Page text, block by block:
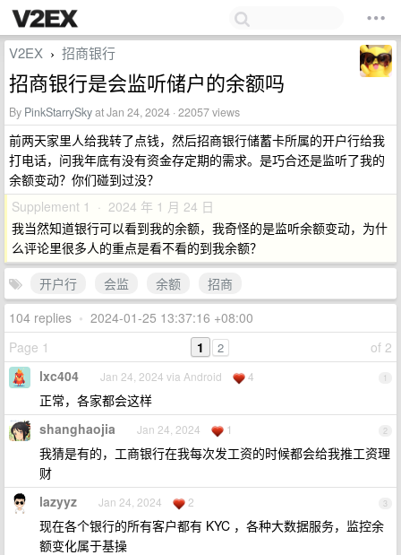
V2EX › 招商银行
招商银行是会监听储户的余额吗
By PinkStarrySkyat Jan 24, 2024 · 22057 views
前两天家里人给我转了点钱，然后招商银行储蓄卡所属的开户行给我
打电话，问我年底有没有资金存定期的需求。是巧合还是监听了我的
余额变动？你们碰到过没？
Supplement 1 · 2024 年 1 月 24 日
我当然知道银行可以看到我的余额，我奇怪的是监听余额变动，为什
么评论里很多人的重点是看不看的到我余额？
开户行
会监 余额
招商
104 replies • 2024-01-25 13:37:16 +08:00
Page 1
of 2
1 2
1
lxc404 Jan 24, 2024 via Android 4
正常，各家都会这样
2
shanghaojia Jan 24, 2024 1
我猜是有的，工商银行在我每次发工资的时候都会给我推工资理
财
3
lazyyz Jan 24, 2024 2
现在各个银行的所有客户都有 KYC ，各种大数据服务，监控余
额变化属于基操